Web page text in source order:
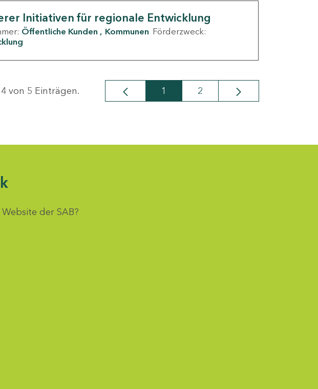
Initiativen für regionale Entwicklung
Öffentliche Kunden Kommunen Förderzweck:
von 5 Einträgen. Seite
1 Seite
2
der SAB?